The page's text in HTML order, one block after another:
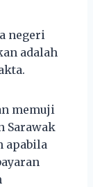
negeri
adalah
memuji
Sarawak
apabila